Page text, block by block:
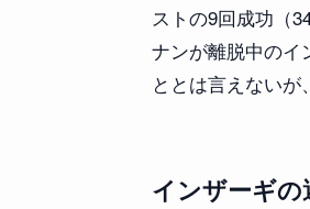
ストの9回成功（
ナンが離脱中のイ
ととは言えないが
インザーギの